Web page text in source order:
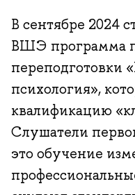
В сентябре 2024
ВШЭ программа
переподготовки
психология»,
квалификацию
Слушатели
это обучение